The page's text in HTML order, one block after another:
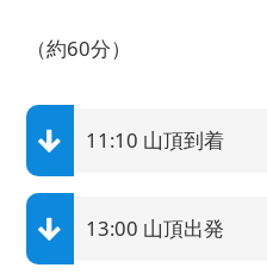
（約60分）
11:10 山頂到着
13:00 山頂出発